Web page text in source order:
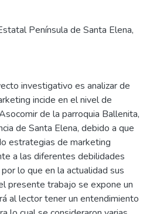
Península de Santa Elena,
investigativo es analizar de
incide en el nivel de
de la parroquia Ballenita,
de Santa Elena, debido a que
estrategias de marketing
a las diferentes debilidades
lo que en la actualidad sus
presente trabajo se expone un
al lector tener un entendimiento